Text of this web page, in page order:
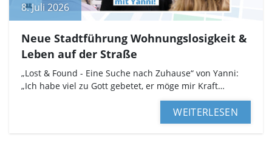
8. Juli 2026
Neue Stadtführung Wohnungslosigkeit &
Leben auf der Straße
„Lost & Found - Eine Suche nach Zuhause“ von Yanni:
„Ich habe viel zu Gott gebetet, er möge mir Kraft…
WEITERLESEN